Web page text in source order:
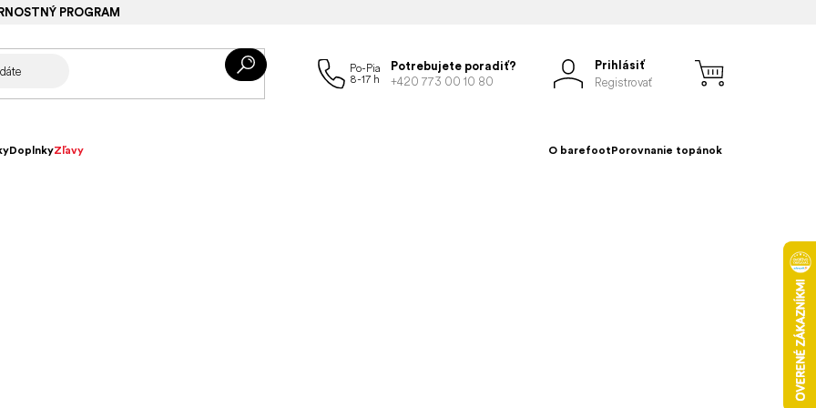
PROGRAM
Potrebujete poradiť?
+420 773 00 10 80
Prihlásiť
Registrovať
DoplnkyZľavy O barefootPorovnanie topánok